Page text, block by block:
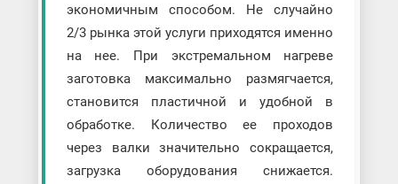
экономичным способом. Не случайно
2/3 рынка этой услуги приходятся именно
на нее. При экстремальном нагреве
заготовка максимально размягчается,
становится пластичной и удобной в
обработке. Количество ее проходов
через валки значительно сокращается,
загрузка оборудования снижается.